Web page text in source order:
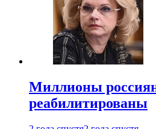
Миллионы
реабилитированы